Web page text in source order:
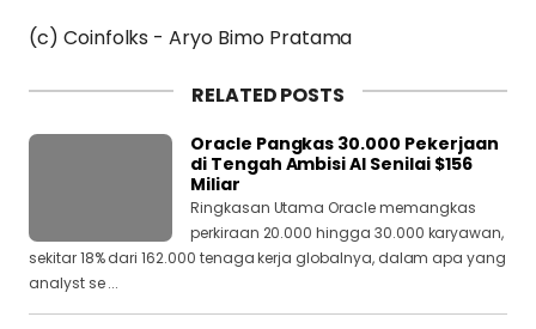
(c) Coinfolks - Aryo Bimo Pratama
RELATED POSTS
Oracle Pangkas 30.000 Pekerjaan
di Tengah Ambisi AI Senilai $156
Miliar
Ringkasan Utama Oracle memangkas
perkiraan 20.000 hingga 30.000 karyawan,
sekitar 18% dari 162.000 tenaga kerja globalnya, dalam apa yang
analyst se ...